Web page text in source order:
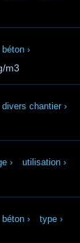
béton ›
m3
divers chantier ›
› utilisation ›
béton › type ›